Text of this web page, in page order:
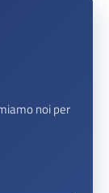
noi per